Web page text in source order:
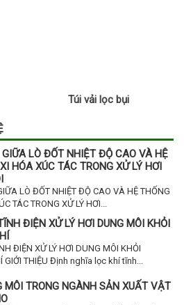
LÒ ĐỐT NHIỆT ĐỘ CAO VÀ HỆ
HÓA XÚC TÁC TRONG XỬ LÝ HƠI
LÒ ĐỐT NHIỆT ĐỘ CAO VÀ HỆ THỐNG
TÁC TRONG XỬ LÝ HƠI...
ĐIỆN XỬ LÝ HƠI DUNG MÔI KHỎI
ĐIỆN XỬ LÝ HƠI DUNG MÔI KHỎI
GIỚI THIỆU Định nghĩa lọc khí tĩnh...
MÔI TRONG NGÀNH SẢN XUẤT VẬT